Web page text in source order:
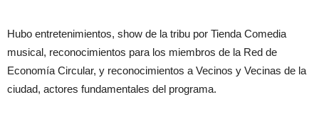
Hubo entretenimientos, show de la tribu por Tienda Comedia
musical, reconocimientos para los miembros de la Red de
Economía Circular, y reconocimientos a Vecinos y Vecinas de la
ciudad, actores fundamentales del programa.